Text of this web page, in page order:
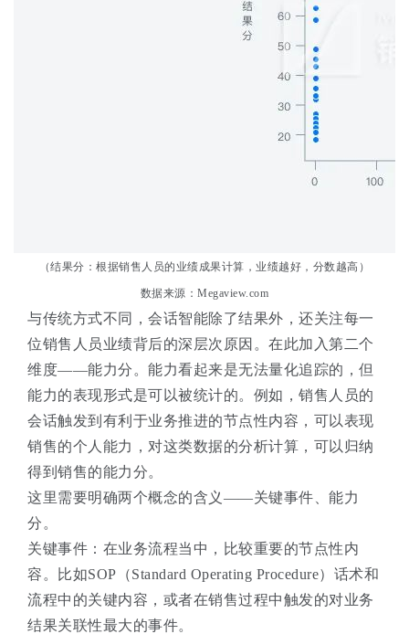
（结果分：根据销售人员的业绩成果计算，业绩越好，分数越高）
数据来源：Megaview.com
与传统方式不同，会话智能除了结果外，还关注每一
位销售人员业绩背后的深层次原因。在此加入第二个
维度——能力分。能力看起来是无法量化追踪的，但
能力的表现形式是可以被统计的。例如，销售人员的
会话触发到有利于业务推进的节点性内容，可以表现
销售的个人能力，对这类数据的分析计算，可以归纳
得到销售的能力分。
这里需要明确两个概念的含义——关键事件、能力
分。
关键事件：在业务流程当中，比较重要的节点性内
容。比如SOP（Standard Operating Procedure）话术和
流程中的关键内容，或者在销售过程中触发的对业务
结果关联性最大的事件。